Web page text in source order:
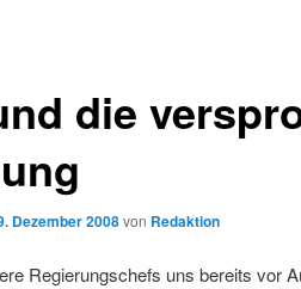
die
Dezember 2008von Redaktion
Regierungschefs uns bereits vor